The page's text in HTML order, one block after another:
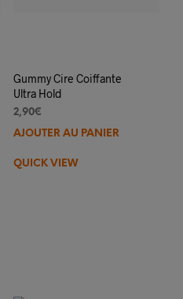
Gummy Cire Coiffante
Ultra Hold
2,90€
AJOUTER AU PANIER
QUICK VIEW